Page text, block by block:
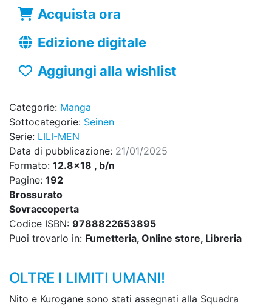
Acquista ora
Edizione digitale
Aggiungi alla wishlist
Categorie: Manga
Sottocategorie: Seinen
Serie: LILI-MEN
Data di pubblicazione: 21/01/2025
Formato: 12.8x18 , b/n
Pagine: 192
Brossurato
Sovraccoperta
Codice ISBN: 9788822653895
Puoi trovarlo in: Fumetteria, Online store, Libreria
OLTRE I LIMITI UMANI!
Nito e Kurogane sono stati assegnati alla Squadra